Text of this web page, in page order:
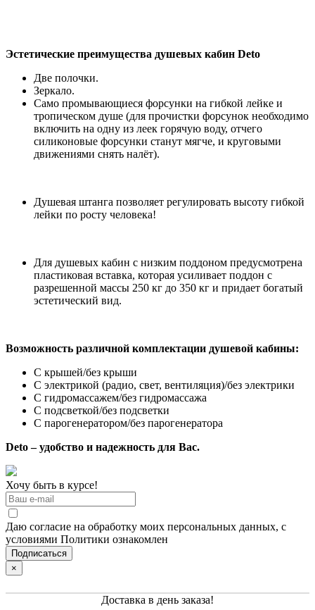
Эстетические преимущества душевых кабин Deto
Две полочки.
Зеркало.
Само промывающиеся форсунки на гибкой лейке и
тропическом душе (для прочистки форсунок необходимо
включить на одну из леек горячую воду, отчего
силиконовые форсунки станут мягче, и круговыми
движениями снять налёт).
Душевая штанга позволяет регулировать высоту гибкой
лейки по росту человека!
Для душевых кабин с низким поддоном предусмотрена
пластиковая вставка, которая усиливает поддон с
разрешенной массы 250 кг до 350 кг и придает богатый
эстетический вид.
Возможность различной комплектации душевой кабины:
С крышей/без крыши
С электрикой (радио, свет, вентиляция)/без электрики
С гидромассажем/без гидромассажа
С подсветкой/без подсветки
С парогенератором/без парогенератора
Deto – удобство и надежность для Вас.
Хочу быть в курсе!
Даю согласие на обработку моих персональных данных, с
условиями Политики ознакомлен
×
Доставка в день заказа!